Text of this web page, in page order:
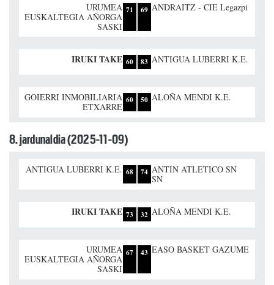
URUMEA
EUSKALTEGIA AÑORGA
SASKI
71 69 ANDRAITZ - CIE Legazpi
IRUKI TAKE 60 83 ANTIGUA LUBERRI K.E.
GOIERRI INMOBILIARIA
ETXARRE
60 50 ALOÑA MENDI K.E.
8. jardunaldia (2025-11-09)
ANTIGUA LUBERRI K.E. 68 74 ANTIN ATLETICO SN
SN
IRUKI TAKE 73 32 ALOÑA MENDI K.E.
URUMEA
EUSKALTEGIA AÑORGA
SASKI
67 43 EASO BASKET GAZUME